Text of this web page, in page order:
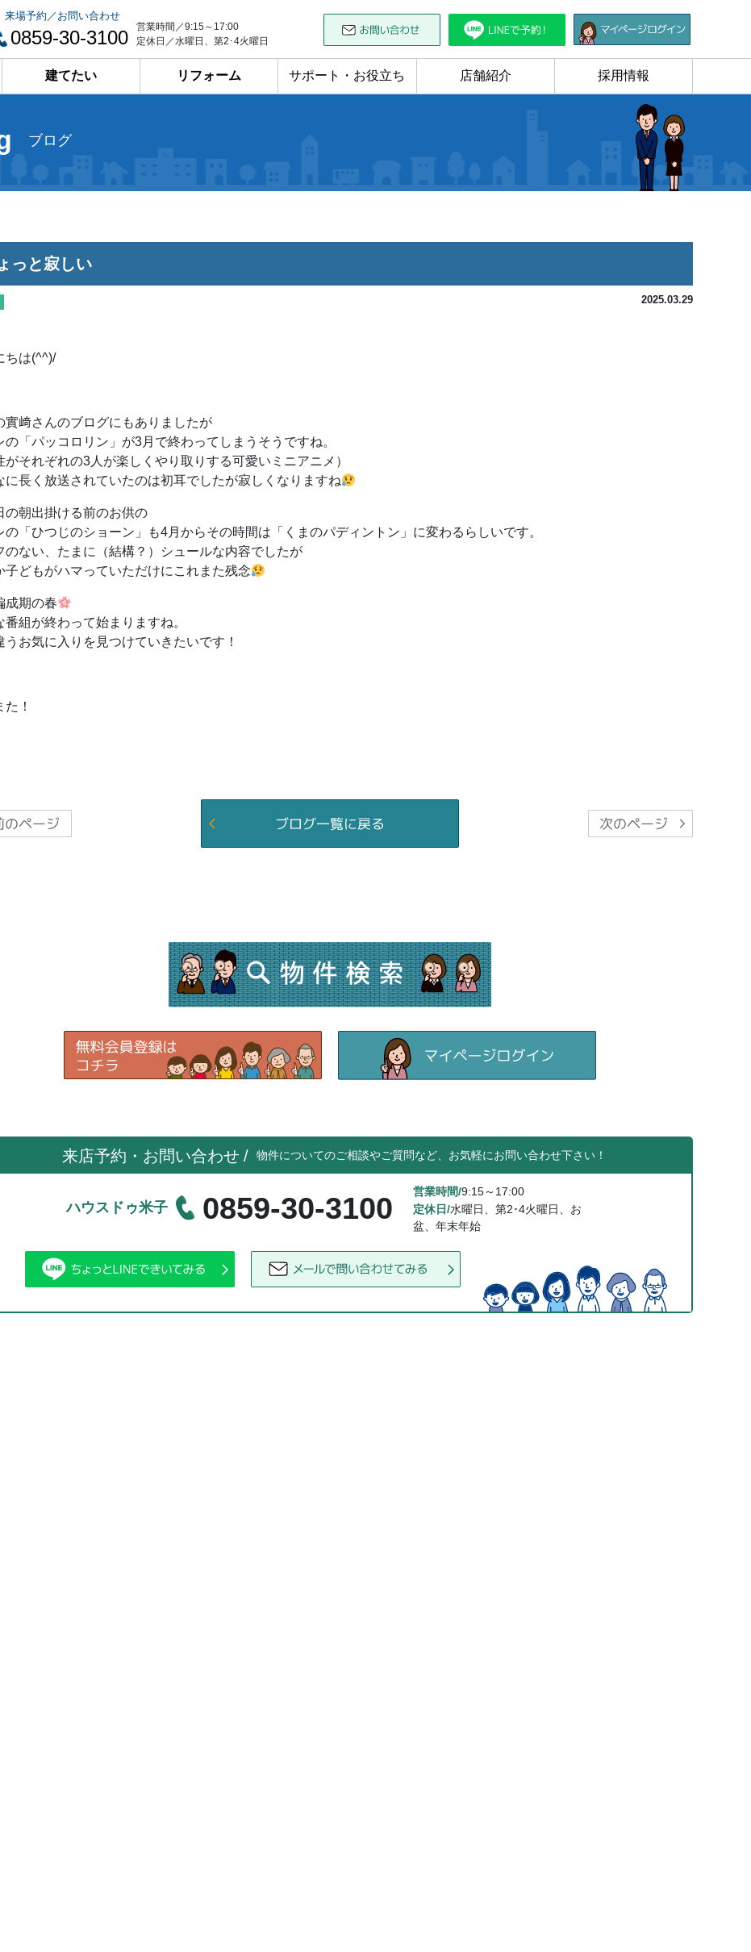
来場予約／お問い合わせ
0859-30-3100
営業時間／9:15～17:00
定休日／水曜日、第2･4火曜日
建てたい リフォーム サポート・お役立ち 店舗紹介 採用情報
ブログ
っと寂しい
2025.03.29
ちは(^^)/
實﨑さんのブログにもありましたが
の「パッコロリン」が3月で終わってしまうそうですね。
がそれぞれの3人が楽しくやり取りする可愛いミニアニメ）
に長く放送されていたのは初耳でしたが寂しくなりますね
の朝出掛ける前のお供の
の「ひつじのショーン」も4月からその時間は「くまのパディントン」に変わるらしいです。
のない、たまに（結構？）シュールな内容でしたが
子どもがハマっていただけにこれまた残念
成期の春
番組が終わって始まりますね。
うお気に入りを見つけていきたいです！
た！
来店予約・お問い合わせ / 物件についてのご相談やご質問など、お気軽にお問い合わせ下さい！
ハウスドゥ米子 0859-30-3100 営業時間/9:15～17:00
定休日/水曜日、第2･4火曜日、お
盆、年末年始